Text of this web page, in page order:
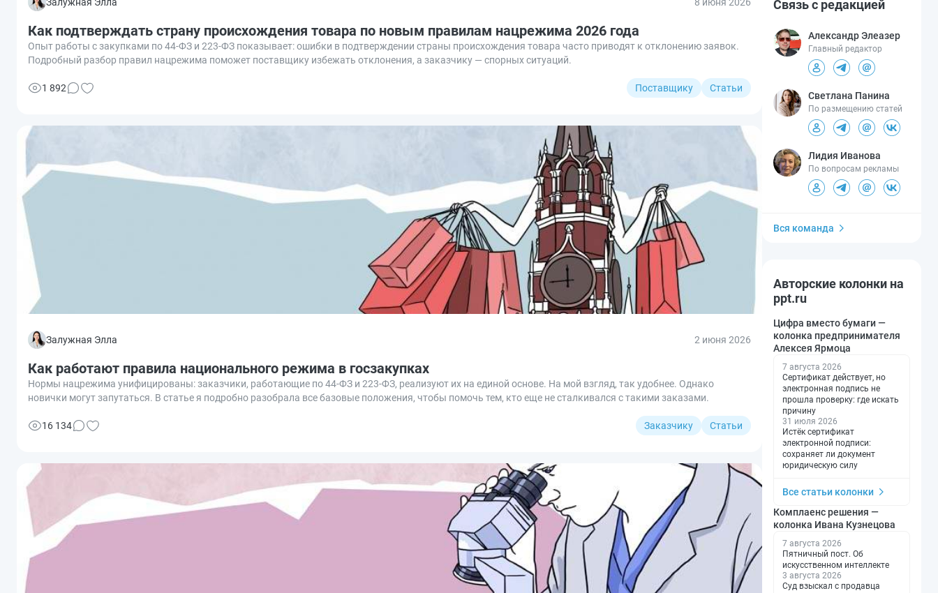
Как подтверждать страну происхождения товара по новым правилам нацрежима 2026 года
Опыт работы с закупками по 44‑ФЗ и 223‑ФЗ показывает: ошибки в подтверждении страны происхождения товара часто приводят к отклонению заявок.
Подробный разбор правил нацрежима поможет поставщику избежать отклонения, а заказчику — спорных ситуаций.
Поставщику Статьи
1 892
Залужная Элла 2 июня 2026
Как работают правила национального режима в госзакупках
Нормы нацрежима унифицированы: заказчики, работающие по 44‑ФЗ и 223‑ФЗ, реализуют их на единой основе. На мой взгляд, так удобнее. Однако
новички могут запутаться. В статье я подробно разобрала все базовые положения, чтобы помочь тем, кто еще не сталкивался с такими заказами.
Заказчику Статьи
16 134
Связь с редакцией
Александр Элеазер
Главный редактор
Светлана Панина
По размещению статей
Лидия Иванова
По вопросам рекламы
Вся команда
Авторские колонки на
ppt.ru
Цифра вместо бумаги —
колонка предпринимателя
Алексея Ярмоца
7 августа 2026
Сертификат действует, но
электронная подпись не
прошла проверку: где искать
причину
31 июля 2026
Истёк сертификат
электронной подписи:
сохраняет ли документ
юридическую силу
Все статьи колонки
Комплаенс решения —
колонка Ивана Кузнецова
7 августа 2026
Пятничный пост. Об
искусственном интеллекте
3 августа 2026
Суд взыскал с продавца